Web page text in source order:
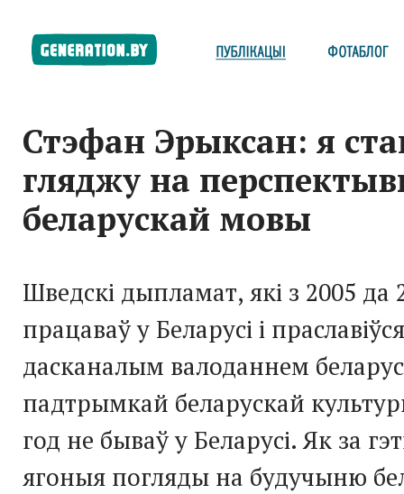
Стэфан Эрыксан: я
гляджу на
беларускай мовы
Шведскі дыпламат, які з 2005 да
працаваў у Беларусі і
дасканалым валоданнем
падтрымкай беларускай
год не бываў у Беларусі. Як за
ягоныя погляды на будучыню